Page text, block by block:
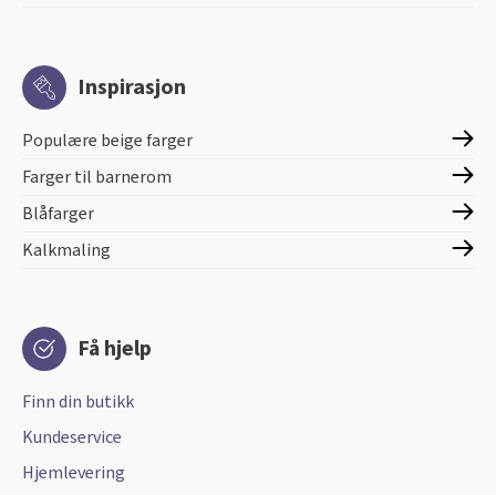
Inspirasjon
Populære beige farger
Farger til barnerom
Blåfarger
Kalkmaling
Få hjelp
Finn din butikk
Kundeservice
Hjemlevering